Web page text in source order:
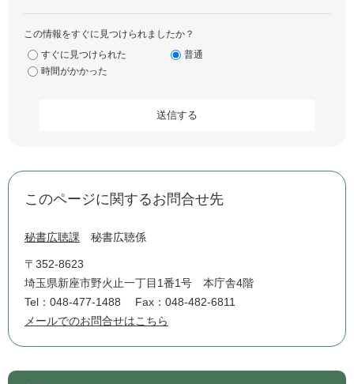
この情報をすぐに見つけられましたか？
すぐに見つけられた
普通
時間がかかった
このページに関するお問合せ先
秘書広聴課 秘書広聴係
〒352-8623
埼玉県新座市野火止一丁目1番1号 本庁舎4階
Tel：048-477-1488
Fax：048-482-6811
メールでのお問合せはこちら